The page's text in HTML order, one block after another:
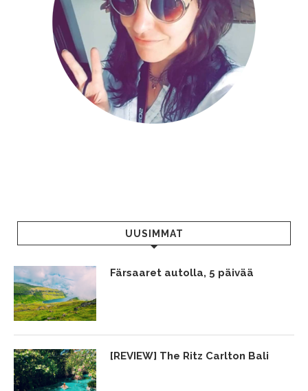
UUSIMMAT
Färsaaret autolla, 5 päivää
[REVIEW] The Ritz Carlton Bali